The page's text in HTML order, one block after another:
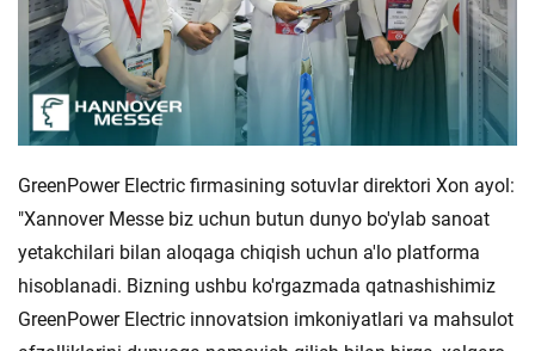
GreenPower Electric firmasining sotuvlar direktori Xon ayol:
"Xannover Messe biz uchun butun dunyo bo'ylab sanoat
yetakchilari bilan aloqaga chiqish uchun a'lo platforma
hisoblanadi. Bizning ushbu ko'rgazmada qatnashishimiz
GreenPower Electric innovatsion imkoniyatlari va mahsulot